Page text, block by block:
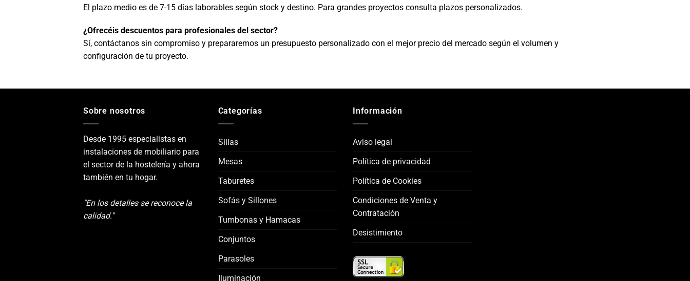
El plazo medio es de 7-15 días laborables según stock y destino. Para grandes proyectos consulta plazos personalizados.
¿Ofrecéis descuentos para profesionales del sector?
Sí, contáctanos sin compromiso y prepararemos un presupuesto personalizado con el mejor precio del mercado según el volumen y
configuración de tu proyecto.
Sobre nosotros
Desde 1995 especialistas en
instalaciones de mobiliario para
el sector de la hostelería y ahora
también en tu hogar.
"En los detalles se reconoce la
calidad."
Categorías
Sillas
Mesas
Taburetes
Sofás y Sillones
Tumbonas y Hamacas
Conjuntos
Parasoles
Iluminación
Información
Aviso legal
Política de privacidad
Política de Cookies
Condiciones de Venta y
Contratación
Desistimiento